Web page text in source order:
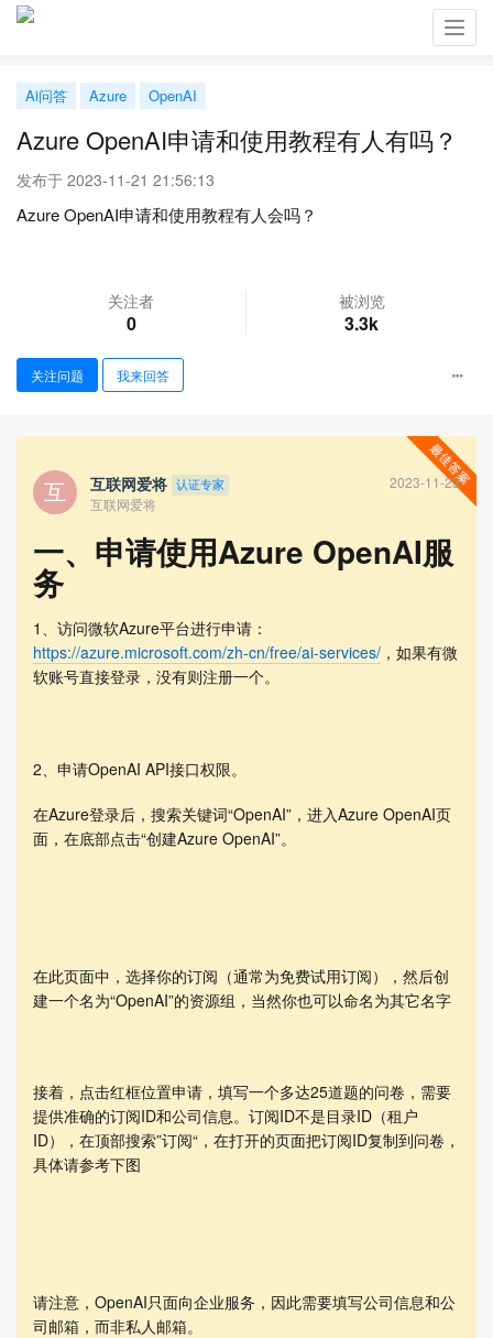
Ai问答 Azure OpenAI
Azure OpenAI申请和使用教程有人有吗？
发布于 2023-11-21 21:56:13
Azure OpenAI申请和使用教程有人会吗？
关注者
0
被浏览
3.3k
关注问题 我来回答
互联网爱将 认证专家
2023-11-23
互联网爱将
一、申请使用Azure OpenAI服
务
1、访问微软Azure平台进行申请：
https://azure.microsoft.com/zh-cn/free/ai-services/ ，如果有微
软账号直接登录，没有则注册一个。
2、申请OpenAI API接口权限。
在Azure登录后，搜索关键词“OpenAI”，进入Azure OpenAI页
面，在底部点击“创建Azure OpenAI”。
在此页面中，选择你的订阅（通常为免费试用订阅），然后创
建一个名为“OpenAI”的资源组，当然你也可以命名为其它名字
接着，点击红框位置申请，填写一个多达25道题的问卷，需要
提供准确的订阅ID和公司信息。订阅ID不是目录ID（租户
ID），在顶部搜索”订阅“，在打开的页面把订阅ID复制到问卷，
具体请参考下图
请注意，OpenAI只面向企业服务，因此需要填写公司信息和公
司邮箱，而非私人邮箱。